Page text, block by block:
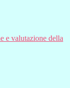
e valutazione della